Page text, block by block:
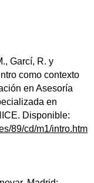
Garcí, R. y
como contexto
en Asesoría
en
Disponible:
89/cd/m1/intro.htm